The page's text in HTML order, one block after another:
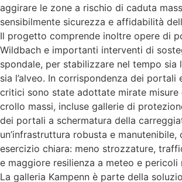
aggirare le zone a rischio di caduta
sensibilmente sicurezza e affidabilità
Il progetto comprende inoltre opere di
Wildbach e importanti interventi di
spondale, per stabilizzare nel tempo sia
sia l’alveo. In corrispondenza dei portali
critici sono state adottate mirate misure
crollo massi, incluse gallerie di
dei portali a schermatura della
un’infrastruttura robusta e manutenibile,
esercizio chiara: meno strozzature,
e maggiore resilienza a meteo e pericoli
La galleria Kampenn è parte della